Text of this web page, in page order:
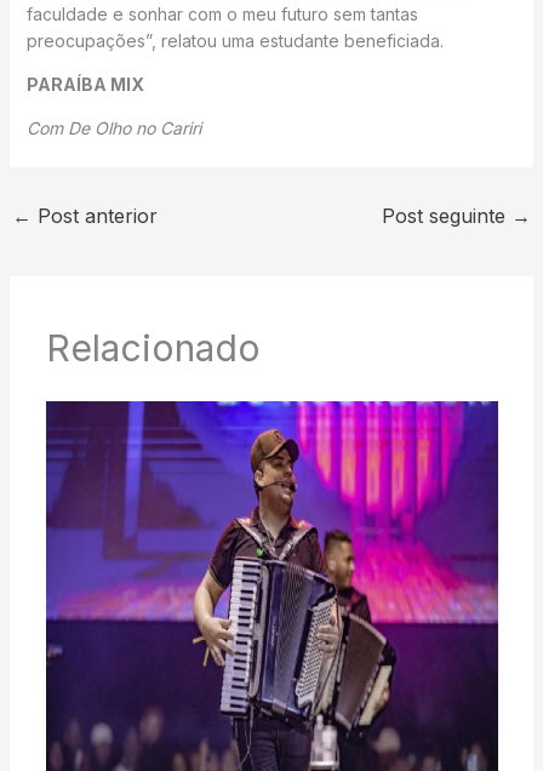
faculdade e sonhar com o meu futuro sem tantas
preocupações”, relatou uma estudante beneficiada.
PARAÍBA MIX
Com De Olho no Cariri
← Post anterior Post seguinte →
Relacionado